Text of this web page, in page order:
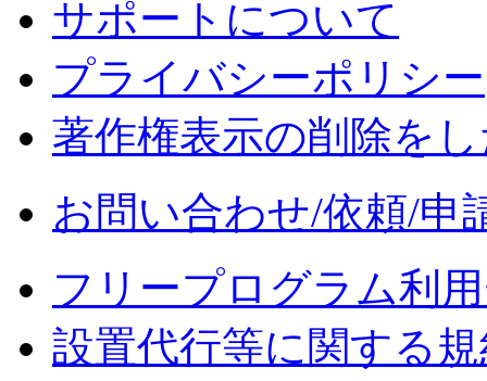
サポートについて
プライバシーポリシー
著作権表示の削除を
お問い合わせ/依頼/申
フリープログラム利
設置代行等に関する